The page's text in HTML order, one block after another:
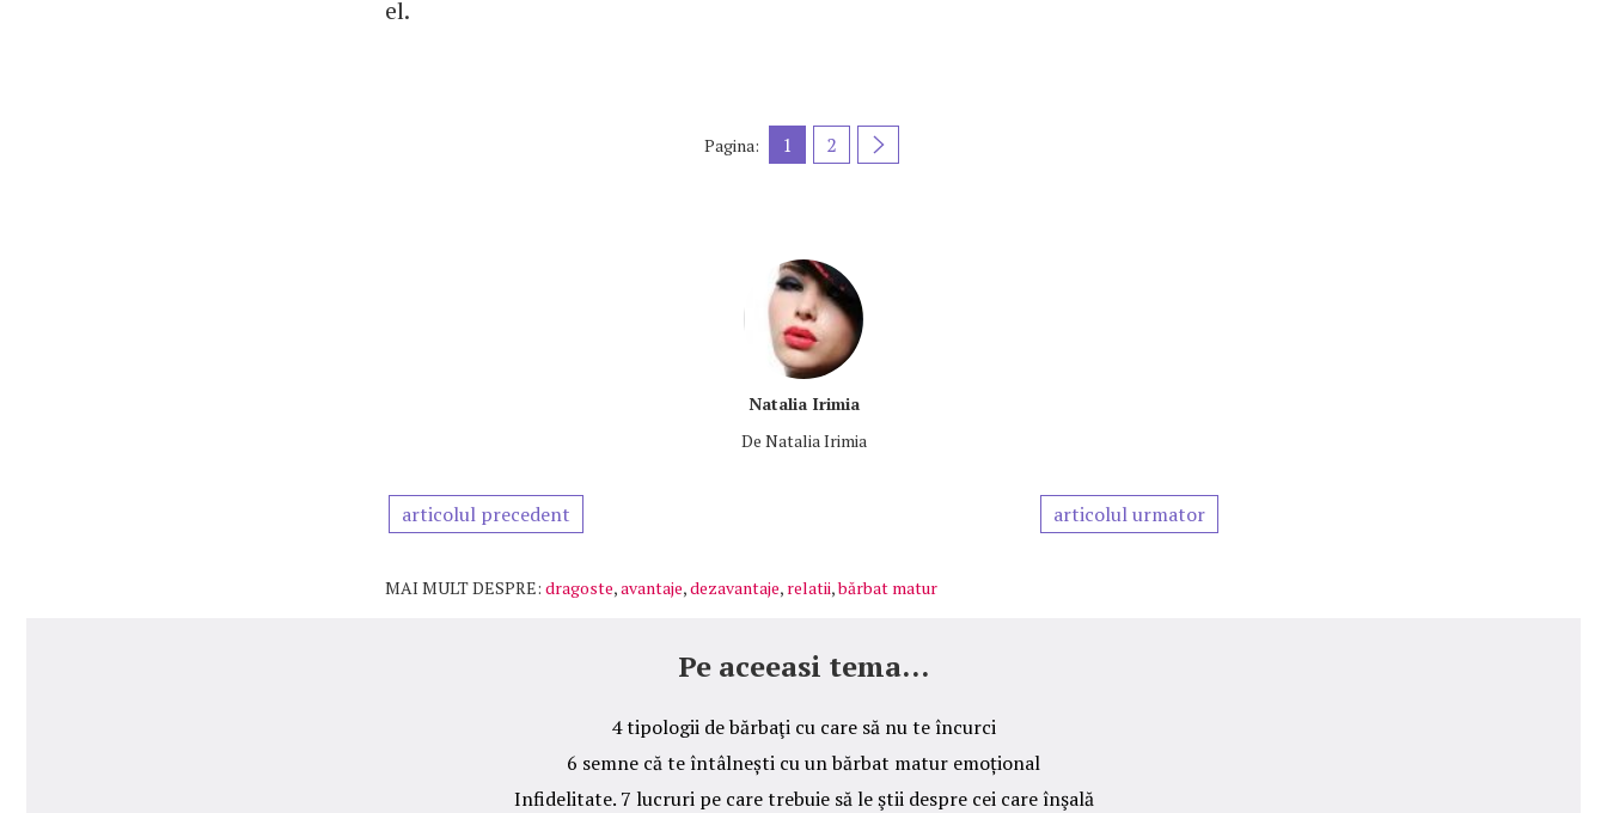
el.
Pagina: 1 2
Natalia Irimia
De Natalia Irimia
articolul precedent articolul urmator
MAI MULT DESPRE: dragoste,avantaje,dezavantaje, relatii,bărbat matur
Pe aceeasi tema...
4 tipologii de bărbaţi cu care să nu te încurci
6 semne că te întâlnești cu un bărbat matur emoțional
Infidelitate. 7 lucruri pe care trebuie să le ştii despre cei care înşală